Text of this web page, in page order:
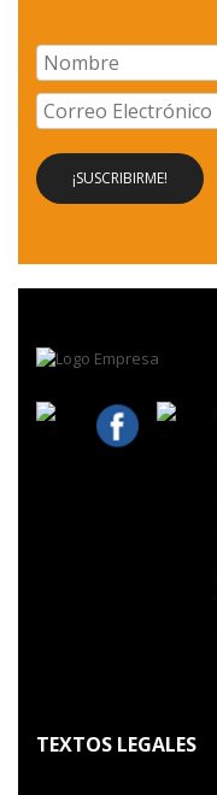
TEXTOS LEGALES